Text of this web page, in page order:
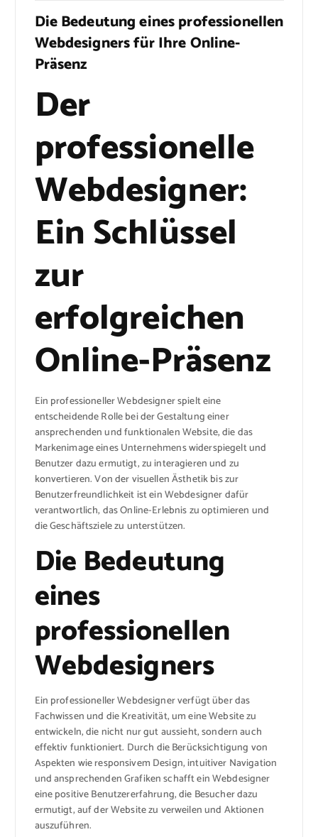
Die Bedeutung eines professionellen
Webdesigners für Ihre Online-
Präsenz
Der
professionelle
Webdesigner:
Ein Schlüssel
zur
erfolgreichen
Online-Präsenz
Ein professioneller Webdesigner spielt eine
entscheidende Rolle bei der Gestaltung einer
ansprechenden und funktionalen Website, die das
Markenimage eines Unternehmens widerspiegelt und
Benutzer dazu ermutigt, zu interagieren und zu
konvertieren. Von der visuellen Ästhetik bis zur
Benutzerfreundlichkeit ist ein Webdesigner dafür
verantwortlich, das Online-Erlebnis zu optimieren und
die Geschäftsziele zu unterstützen.
Die Bedeutung
eines
professionellen
Webdesigners
Ein professioneller Webdesigner verfügt über das
Fachwissen und die Kreativität, um eine Website zu
entwickeln, die nicht nur gut aussieht, sondern auch
effektiv funktioniert. Durch die Berücksichtigung von
Aspekten wie responsivem Design, intuitiver Navigation
und ansprechenden Grafiken schafft ein Webdesigner
eine positive Benutzererfahrung, die Besucher dazu
ermutigt, auf der Website zu verweilen und Aktionen
auszuführen.